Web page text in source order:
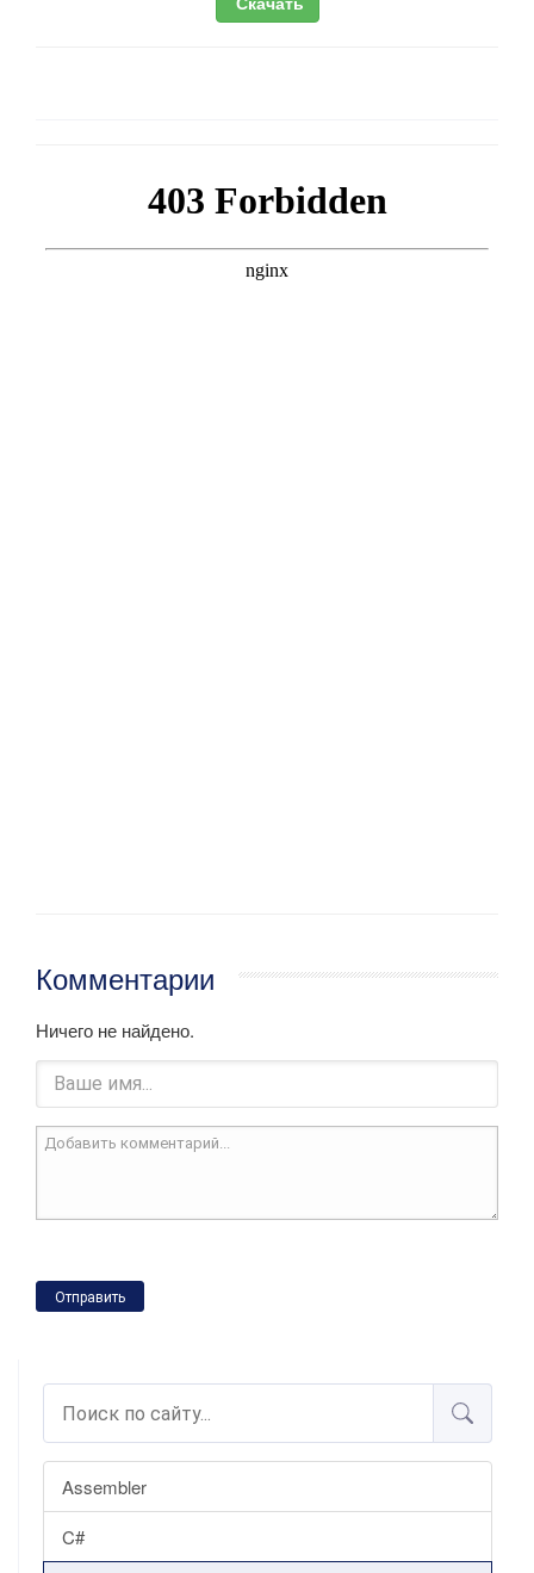
Assembler
C#
Комментарии
Ничего не найдено.
Отправить